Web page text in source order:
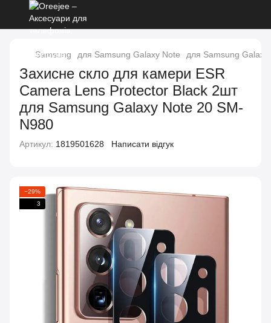
Samsung для Samsung Galaxy Note для Samsung Galaxy
Захисне скло для камери ESR
Camera Lens Protector Black 2шт
для Samsung Galaxy Note 20 SM-
N980
Артикул: 1819501628 Написати відгук
−29%
3